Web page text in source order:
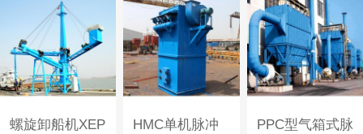
螺旋卸船机XEP
HMC单机脉冲
PPC型气箱式脉